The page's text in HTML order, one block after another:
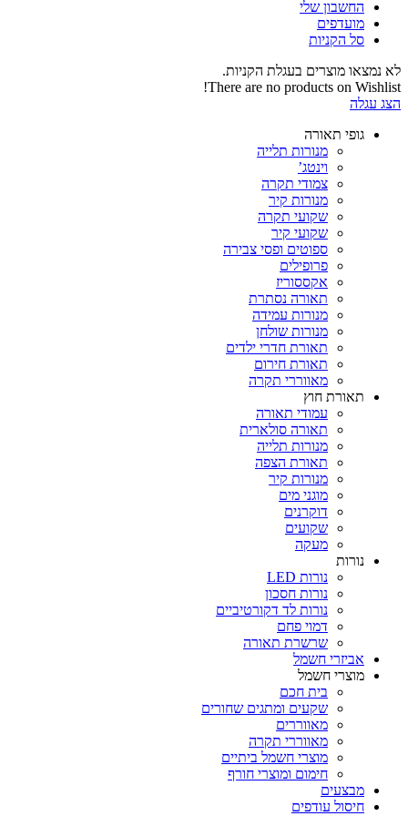
החשבון שלי‬
‫מועדפים‬‬
סל הקניות
לא נמצאו מוצרים בעגלת הקניות.
There are no products on Wishlist!
הצג עגלה
גופי תאורה
מנורות תלייה
וינטג’
צמודי תקרה
מנורות קיר
שקועי תקרה
שקועי קיר
ספוטים ופסי צבירה
פרופילים
אקססוריז
תאורה נסתרת
מנורות עמידה
מנורות שולחן
תאורת חדרי ילדים
תאורת חירום
מאווררי תקרה
תאורת חוץ
עמודי תאורה
תאורה סולארית
מנורות תלייה
תאורת הצפה
מנורות קיר
מוגני מים
דוקרנים
שקועים
מעקה
נורות
נורות LED
נורות חסכון
נורות לד דקורטיביים
דמוי פחם
שרשרת תאורה
אביזרי חשמל
מוצרי חשמל
בית חכם
שקעים ומתגים שחורים
מאווררים
מאווררי תקרה
מוצרי חשמל ביתיים
חימום ומוצרי חורף
מבצעים
חיסול עודפים